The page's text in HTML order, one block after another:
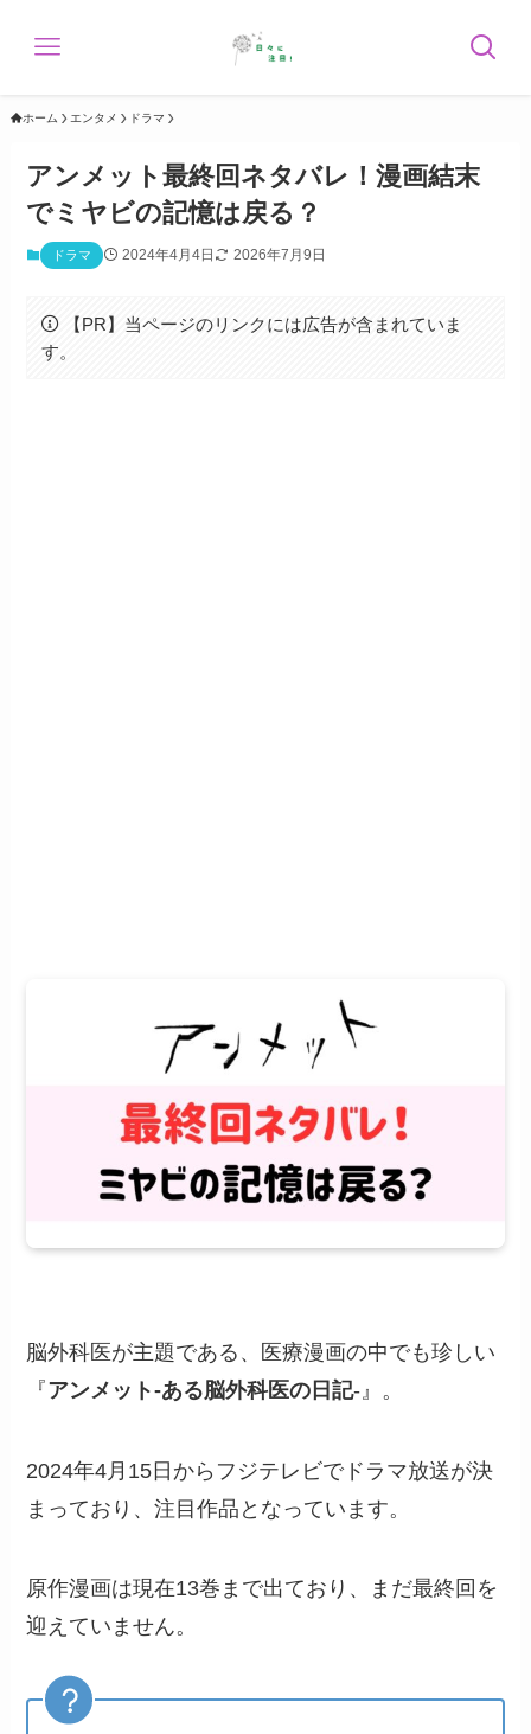
ホーム エンタメ ドラマ
アンメット最終回ネタバレ！漫画結末
でミヤビの記憶は戻る？
ドラマ 2024年4月4日 2026年7月9日
【PR】当ページのリンクには広告が含まれていま
す。
脳外科医が主題である、医療漫画の中でも珍しい
『アンメット-ある脳外科医の日記-』。
2024年4月15日からフジテレビでドラマ放送が決
まっており、注目作品となっています。
原作漫画は現在13巻まで出ており、まだ最終回を
迎えていません。